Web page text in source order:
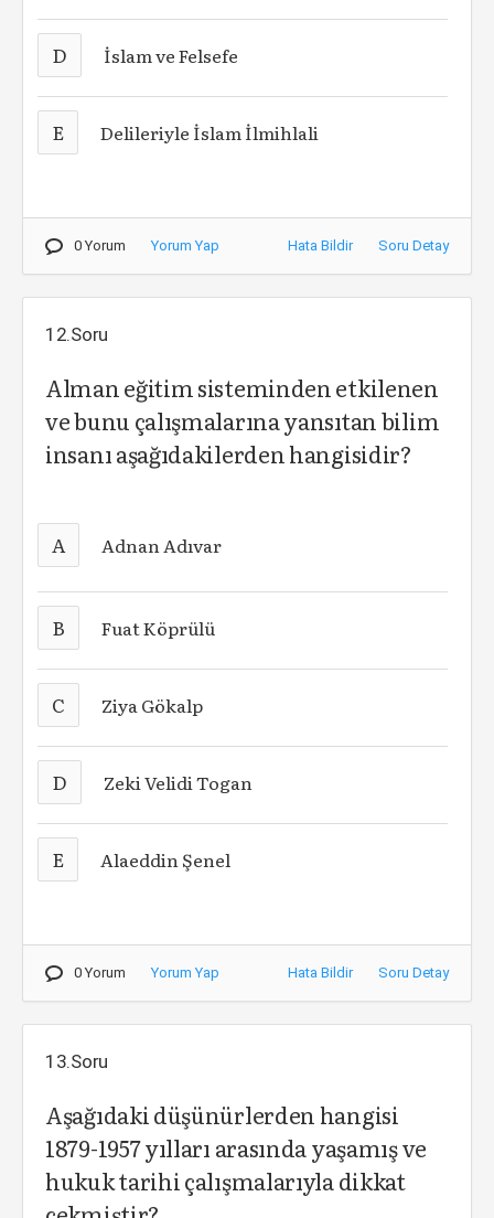
D İslam ve Felsefe
E Delileriyle İslam İlmihlali
0 Yorum Yorum Yap Hata Bildir Soru Detay
12.Soru
Alman eğitim sisteminden etkilenen
ve bunu çalışmalarına yansıtan bilim
insanı aşağıdakilerden hangisidir?
A Adnan Adıvar
B Fuat Köprülü
C Ziya Gökalp
D Zeki Velidi Togan
E Alaeddin Şenel
0 Yorum Yorum Yap Hata Bildir Soru Detay
13.Soru
Aşağıdaki düşünürlerden hangisi
1879-1957 yılları arasında yaşamış ve
hukuk tarihi çalışmalarıyla dikkat